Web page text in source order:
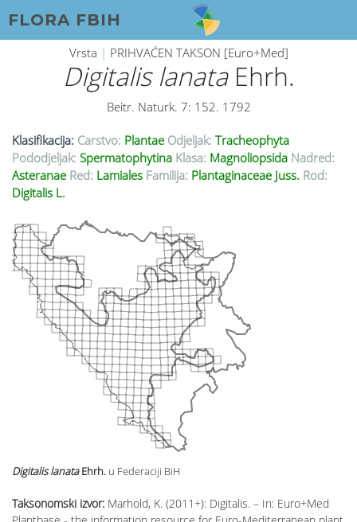
FLORA FBIH
Vrsta | PRIHVAĆEN TAKSON [Euro+Med]
Digitalis lanata Ehrh.
Beitr. Naturk. 7: 152. 1792
Klasifikacija: Carstvo: Plantae Odjeljak: Tracheophyta
Pododjeljak: Spermatophytina Klasa: Magnoliopsida Nadred:
Asteranae Red: Lamiales Familija: Plantaginaceae Juss. Rod:
Digitalis L.
Taksonomski izvor: Marhold, K. (2011+): Digitalis. – In: Euro+Med
Digitalis lanataEhrh. u Federaciji BiH